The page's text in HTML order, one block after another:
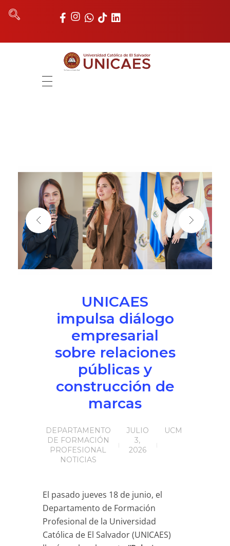
REGISTRO ACADÉMICO
UNIDADES
NOTICIAS
VALORES MORALES
UNICAES
impulsa diálogo
empresarial
sobre relaciones
públicas y
construcción de
marcas
JULIO
3,
2026
UCM
DEPARTAMENTO
DE FORMACIÓN
PROFESIONAL
NOTICIAS
El pasado jueves 18 de junio, el
Departamento de Formación
Profesional de la Universidad
Católica de El Salvador (UNICAES)